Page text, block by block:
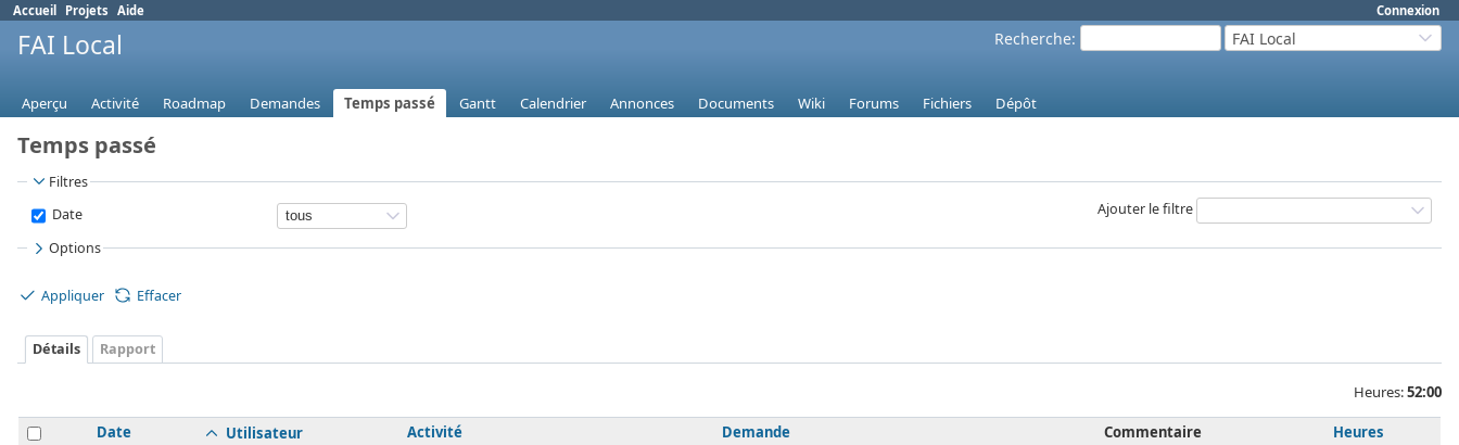
Connexion
Accueil Projets Aide
Recherche: FAI Local
FAI Local
Aperçu Activité Roadmap Demandes Temps passé Gantt Calendrier Annonces Documents Wiki Forums Fichiers Dépôt
Temps passé
Filtres
Date
Ajouter le filtre
Options
Appliquer Effacer
Détails Rapport
Heures:52:00
Date Utilisateur Activité Demande Commentaire
Heures